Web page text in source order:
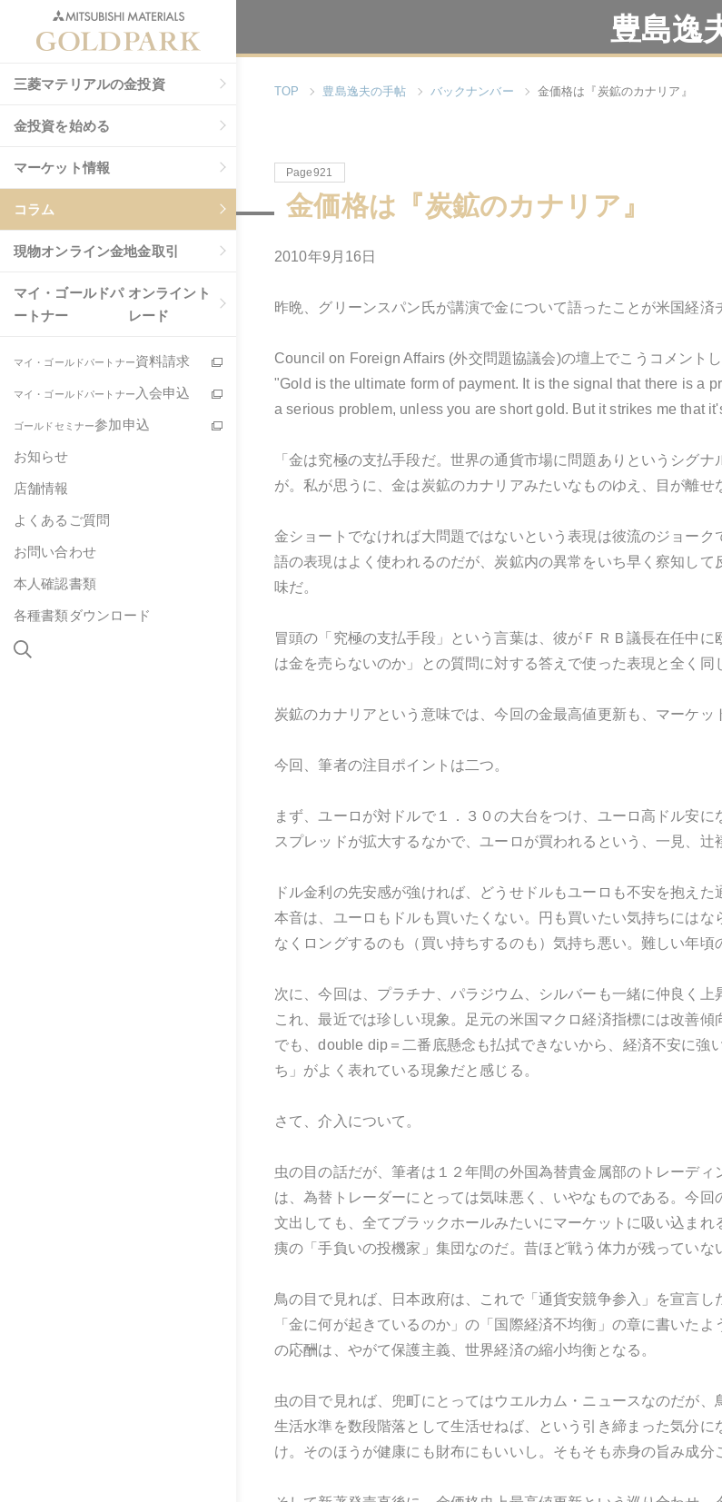
三菱マテリアルの金投資
金投資を始める
マーケット情報
コラム
現物オンライン金地金取引
マイ・ゴールドパ
ートナー
オンライント
レード
マイ・ゴールドパートナー資料請求
マイ・ゴールドパートナー 入会申込
ゴールドセミナー参加申込
お知らせ
店舗情報
よくあるご質問
お問い合わせ
本人確認書類
各種書類ダウンロード
豊島逸
TOP 豊島逸夫の手帖 バックナンバー 金価格は『炭鉱のカナリア』
Page921
金価格は『炭鉱のカナリア』
2010年9月16日
昨晩、グリーンスパン氏が講演で金について語ったことが米国経済
Council on Foreign Affairs (外交問題協議会)の壇上でこうコメントし
"Gold is the ultimate form of payment. It is the signal that there is
a serious problem, unless you are short gold. But it strikes me that
「金は究極の支払手段だ。世界の通貨市場に問題ありというシグ
が。私が思うに、金は炭鉱のカナリアみたいなものゆえ、目が離せ
金ショートでなければ大問題ではないという表現は彼流のジョー
語の表現はよく使われるのだが、炭鉱内の異常をいち早く察知し
味だ。
冒頭の「究極の支払手段」という言葉は、彼がＦＲＢ議長在任中
は金を売らないのか」との質問に対する答えで使った表現と全く同
炭鉱のカナリアという意味では、今回の金最高値更新も、マーケッ
今回、筆者の注目ポイントは二つ。
まず、ユーロが対ドルで１．３０の大台をつけ、ユーロ高ドル安
スプレッドが拡大するなかで、ユーロが買われるという、一見、辻
ドル金利の先安感が強ければ、どうせドルもユーロも不安を抱え
本音は、ユーロもドルも買いたくない。円も買いたい気持ちには
なくロングするのも（買い持ちするのも）気持ち悪い。難しい年頃
次に、今回は、プラチナ、パラジウム、シルバーも一緒に仲良く
これ、最近では珍しい現象。足元の米国マクロ経済指標には改善
でも、double dip＝二番底懸念も払拭できないから、経済不安に
ち」がよく表れている現象だと感じる。
さて、介入について。
虫の目の話だが、筆者は１２年間の外国為替貴金属部のトレーデ
は、為替トレーダーにとっては気味悪く、いやなものである。今
文出しても、全てブラックホールみたいにマーケットに吸い込ま
痍の「手負いの投機家」集団なのだ。昔ほど戦う体力が残っていな
鳥の目で見れば、日本政府は、これで「通貨安競争参入」を宣言
「金に何が起きているのか」の「国際経済不均衡」の章に書いた
の応酬は、やがて保護主義、世界経済の縮小均衡となる。
虫の目で見れば、兜町にとってはウエルカム・ニュースなのだが
生活水準を数段階落として生活せねば、という引き締まった気分
け。そのほうが健康にも財布にもいいし。そもそも赤身の旨み成分